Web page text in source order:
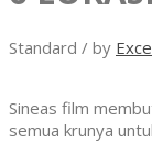
Standard / by
Sineas film
semua krunya